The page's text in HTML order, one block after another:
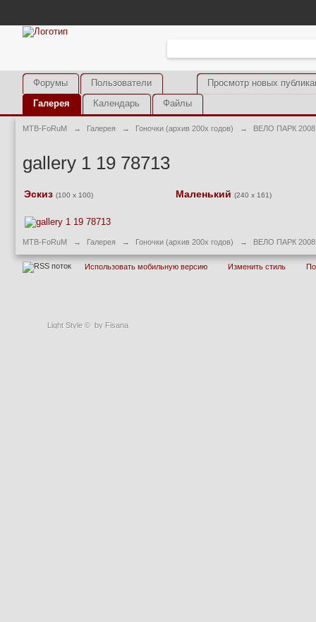
Light Style © by Fisana
Просмотр новых
Форумы
Пользователи
Галерея
Календарь Файлы
MTB-FoRuM → Галерея → Гоночки (архив 200х годов) → ВЕЛО ПАРК 2008
gallery 1 19 78713
Эскиз (100 x 100) Маленький (240 x 161)
MTB-FoRuM → Галерея → Гоночки (архив 200х годов) → ВЕЛО ПАРК 2008
Использовать мобильную версию Изменить стиль